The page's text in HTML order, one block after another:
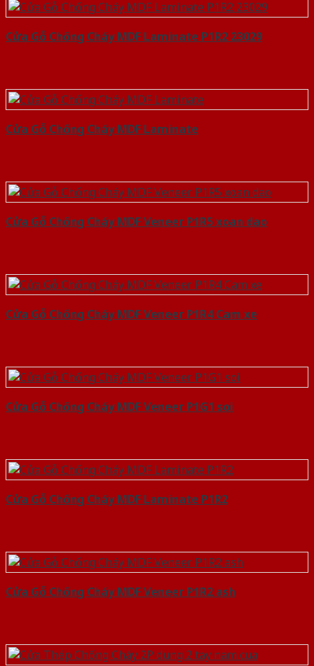
Cửa Gỗ Chống Cháy MDF Laminate P1R2 23029
Cửa Gỗ Chống Cháy MDF Laminate
Cửa Gỗ Chống Cháy MDF Veneer P1R5 xoan dao
Cửa Gỗ Chống Cháy MDF Veneer P1R4 Cam xe
Cửa Gỗ Chống Cháy MDF Veneer P1G1 soi
Cửa Gỗ Chống Cháy MDF Laminate P1R2
Cửa Gỗ Chống Cháy MDF Veneer P1R2 ash